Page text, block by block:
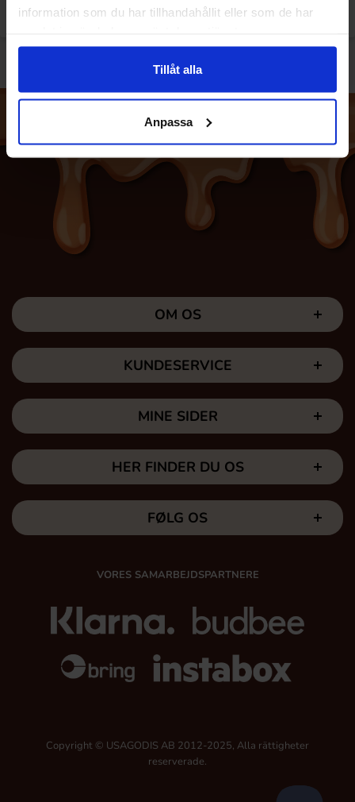
information som du har tillhandahållit eller som de har
Tillåt alla
Anpassa
OM OS
KUNDESERVICE
MINE SIDER
HER FINDER DU OS
FØLG OS
VORES SAMARBEJDSPARTNERE
Copyright © USAGODIS AB 2012-2025, Alla rättigheter
reserverade.